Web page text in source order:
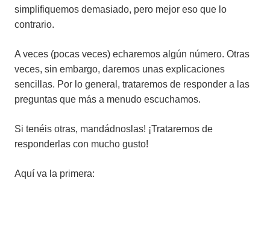
simplifiquemos demasiado, pero mejor eso que lo
contrario.
A veces (pocas veces) echaremos algún número. Otras
veces, sin embargo, daremos unas explicaciones
sencillas. Por lo general, trataremos de responder a las
preguntas que más a menudo escuchamos.
Si tenéis otras, mandádnoslas! ¡Trataremos de
responderlas con mucho gusto!
Aquí va la primera: